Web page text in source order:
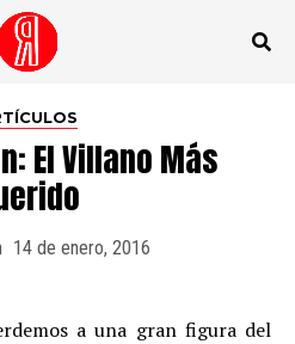
El Villano Más
14 de enero, 2016
a una gran figura del
móvil